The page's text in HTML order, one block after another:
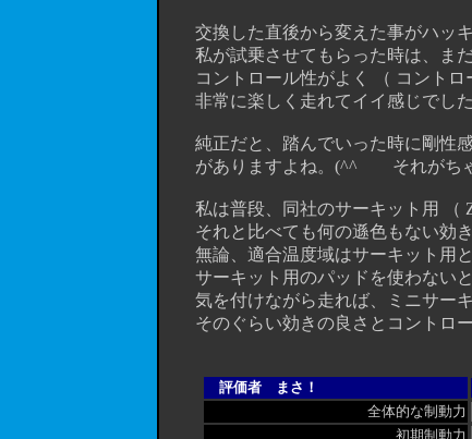
交換した直後から変えた事がハッキ
私が試乗させてもらった時は、まだ
コントロール性がよく （ コントロ
非常に楽しく走れてイイ感じでした
純正だと、踏んでいった時に剛性感
がありますよね。(^^ゞ それがちゃ
私は普段、同社のサーキット用 （
それと比べても何の遜色もない効き
無論、適合温度域はサーキット用と
サーキット用のパッドを使わないと
気を付けながら走れば、ミニサーキ
そのぐらい効きの良さとコントロー
評価者 まさ！
全体的な制動力
初期制動力